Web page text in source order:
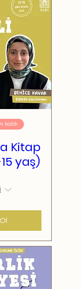
kaldı
Kitap
yaş)